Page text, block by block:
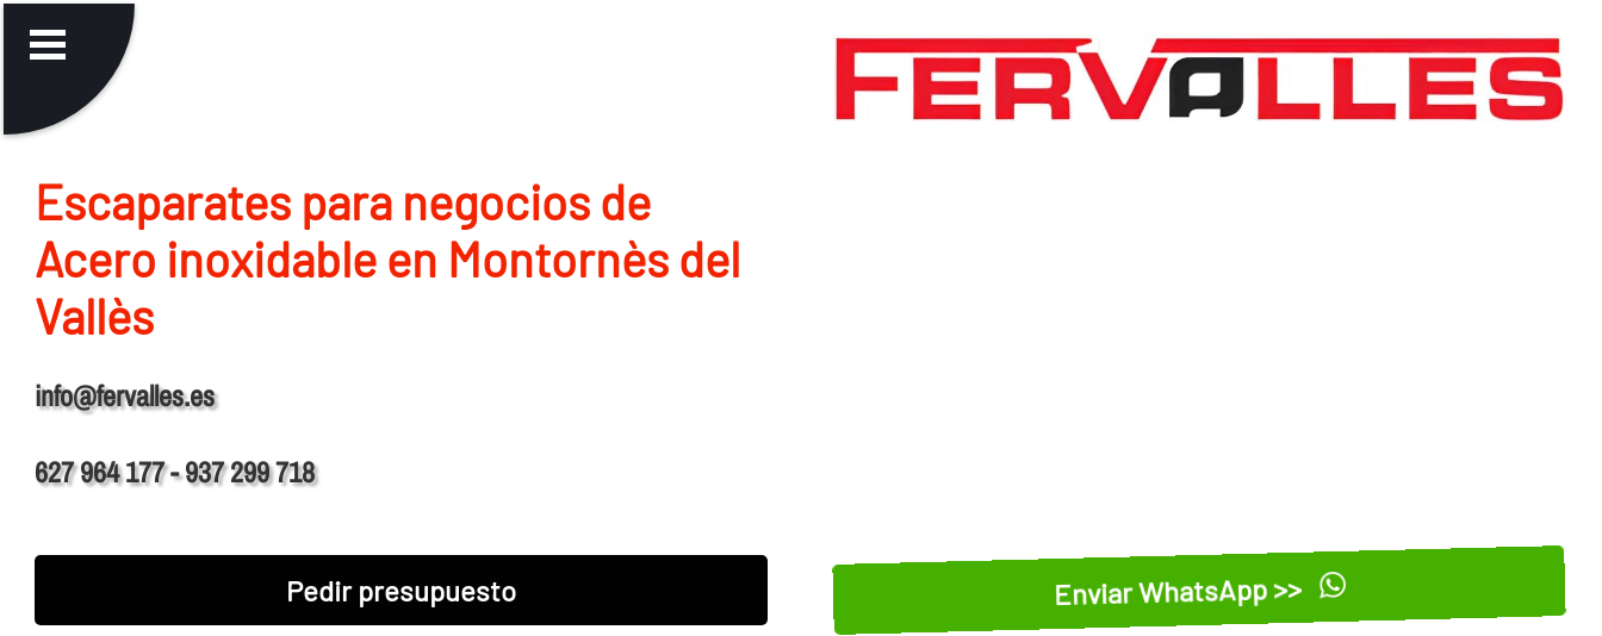
Escaparates para negocios de
Acero inoxidable en Montornès del
Vallès
info@fervalles.es
627 964 177 - 937 299 718
Pedir presupuesto Enviar WhatsApp >>